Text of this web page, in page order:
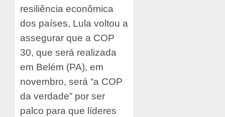
resiliência econômica
dos países, Lula voltou a
assegurar que a COP
30, que será realizada
em Belém (PA), em
novembro, será “a COP
da verdade” por ser
palco para que líderes